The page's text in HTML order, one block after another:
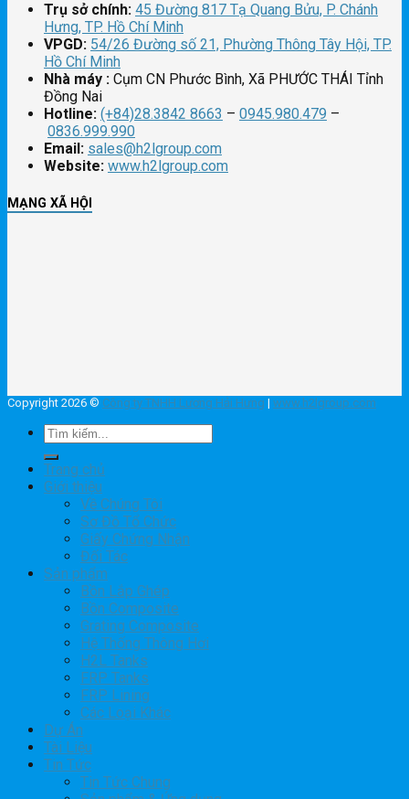
Trụ sở chính: 45 Đường 817 Tạ Quang Bửu, P. Chánh
Hưng, TP. Hồ Chí Minh
VPGD: 54/26 Đường số 21, Phường Thông Tây Hội, TP.
Hồ Chí Minh
Nhà máy : Cụm CN Phước Bình, Xã PHƯỚC THÁI Tỉnh
Đồng Nai
Hotline: (+84)28.3842 8663 – 0945.980.479 –
0836.999.990
Email: sales@h2lgroup.com
Website: www.h2lgroup.com
MẠNG XÃ HỘI
Copyright 2026 © Công ty TNHH Lương Hải Hưng | www.h2lgroup.com
Tìm
kiếm:
Trang chủ
Giới thiệu
Về Chúng Tôi
Sơ Đồ Tổ Chức
Giấy Chứng Nhận
Đối Tác
Sản phẩm
Bồn Lắp Ghép
Bồn Composite
Grating Composite
Hệ Thống Thông Hơi
H2L Tanks
FRP Tanks
FRP Lining
Các Loại Khác
Dự Án
Tài Liệu
Tin Tức
Tin Tức Chung